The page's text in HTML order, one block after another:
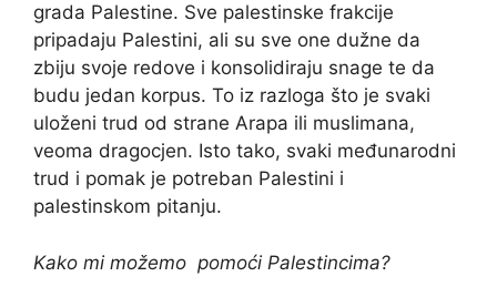
grada Palestine. Sve palestinske frakcije
pripadaju Palestini, ali su sve one dužne da
zbiju svoje redove i konsolidiraju snage te da
budu jedan korpus. To iz razloga što je svaki
uloženi trud od strane Arapa ili muslimana,
veoma dragocjen. Isto tako, svaki međunarodni
trud i pomak je potreban Palestini i
palestinskom pitanju.
Kako mi možemo pomoći Palestincima?